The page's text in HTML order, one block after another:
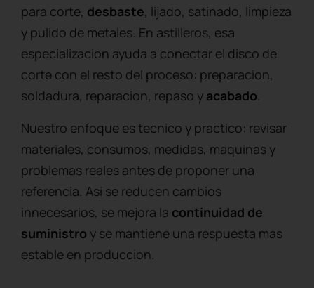
para corte, desbaste, lijado, satinado, limpieza
y pulido de metales. En astilleros, esa
especializacion ayuda a conectar el disco de
corte con el resto del proceso: preparacion,
soldadura, reparacion, repaso y acabado.
Nuestro enfoque es tecnico y practico: revisar
materiales, consumos, medidas, maquinas y
problemas reales antes de proponer una
referencia. Asi se reducen cambios
innecesarios, se mejora la continuidad de
suministro y se mantiene una respuesta mas
estable en produccion.